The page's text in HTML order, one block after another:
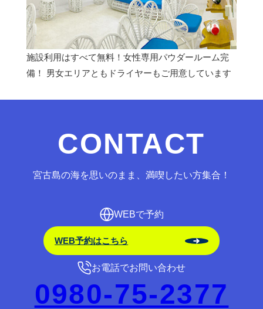
施設利用はすべて無料！女性専用パウダールーム完
備！ 男女エリアともドライヤーもご用意しています
CONTACT
宮古島の海を思いのまま、満喫したい方集合！
WEBで予約
WEB予約はこちら
お電話でお問い合わせ
0980-75-2377